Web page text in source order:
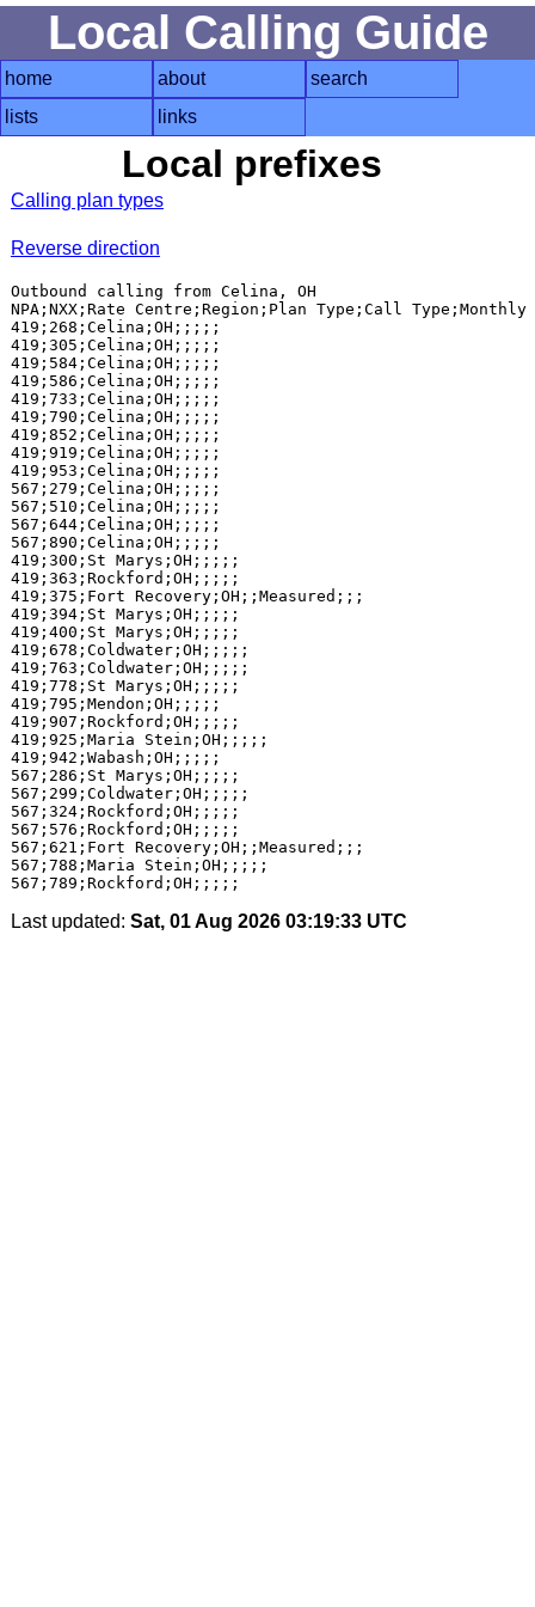
Local Calling Guide
home about
search
lists
links
Local prefixes
Calling plan types
Reverse direction
Outbound calling from Celina, OH
NPA;NXX;Rate Centre;Region;Plan Type;Call
419;268;Celina;OH;;;;;
419;305;Celina;OH;;;;;
419;584;Celina;OH;;;;;
419;586;Celina;OH;;;;;
419;733;Celina;OH;;;;;
419;790;Celina;OH;;;;;
419;852;Celina;OH;;;;;
419;919;Celina;OH;;;;;
419;953;Celina;OH;;;;;
567;279;Celina;OH;;;;;
567;510;Celina;OH;;;;;
567;644;Celina;OH;;;;;
567;890;Celina;OH;;;;;
419;300;St Marys;OH;;;;;
419;363;Rockford;OH;;;;;
419;375;Fort Recovery;OH;;Measured;;;
419;394;St Marys;OH;;;;;
419;400;St Marys;OH;;;;;
419;678;Coldwater;OH;;;;;
419;763;Coldwater;OH;;;;;
419;778;St Marys;OH;;;;;
419;795;Mendon;OH;;;;;
419;907;Rockford;OH;;;;;
419;925;Maria Stein;OH;;;;;
419;942;Wabash;OH;;;;;
567;286;St Marys;OH;;;;;
567;299;Coldwater;OH;;;;;
567;324;Rockford;OH;;;;;
567;576;Rockford;OH;;;;;
567;621;Fort Recovery;OH;;Measured;;;
567;788;Maria Stein;OH;;;;;
Last updated: Sat, 01 Aug 2026 03:19:33 UTC